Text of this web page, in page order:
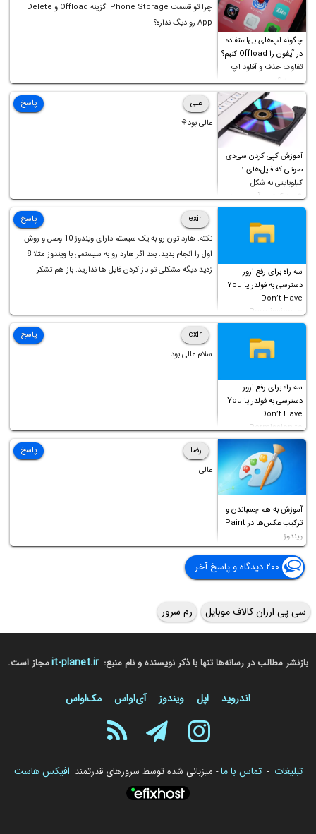
چگونه اپ‌های بی‌استفاده
در آیفون را Offload کنیم؟
تفاوت حذف و آفلود اپ
چیست؟
چرا تو قسمت iPhone Storage گزینه Offload و Delete
App رو دیگ نداره؟
آموزش کپی کردن سی‌دی
صوتی که فایل‌های ۱
کیلوبایتی به شکل
شورت‌کات در آن موجود
است!
علی
عالی بود⚘
پاسخ
سه راه برای رفع ارور
دسترسی به فولدر یا You
Don’t Have
Permission to
Access this folder
exir
نکته: هارد تون رو به یک سیستم دارای ویندوز 10 وصل و روش
اول را انجام بدید. بعد اگر هارد رو به سیستمی با ویندوز مثلا 8
زدید دیگه مشکلی تو باز کردن فایل ها ندارید. باز هم تشکر
پاسخ
سه راه برای رفع ارور
دسترسی به فولدر یا You
Don’t Have
Permission to
Access this folder
exir
سلام عالی بود.
پاسخ
آموزش به هم چسباندن و
ترکیب عکس‌ها در Paint
ویندوز
رضا
عالی
پاسخ
۲۰۰ دیدگاه و پاسخ آخر
سی پی ارزان کالاف موبایل رم سرور
بازنشر مطالب در رسانه‌ها تنها با ذکر نویسنده و نام منبع: it-planet.irمجاز است.
اندروید اپل ویندوز آی‌او‌اس مک‌او‌اس
تبلیغات - تماس با ما- میزبانی شده توسط سرورهای قدرتمند افیکس هاست